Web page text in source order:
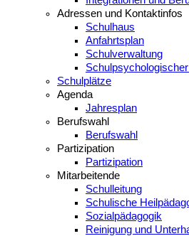
Adressen und Kontaktinfos
Schulhaus
Anfahrtsplan
Schulverwaltung
Schulplätze
Agenda
Jahresplan
Berufswahl
Berufswahl
Partizipation
Partizipation
Mitarbeitende
Schulleitung
Schulische
Sozialpädagogik
Reinigung und